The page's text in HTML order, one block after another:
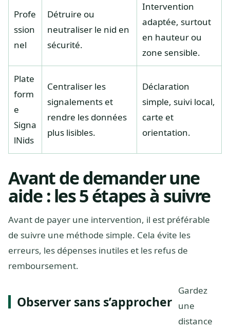
Profe
ssion
nel
Détruire ou
neutraliser le nid en
sécurité.
Intervention
adaptée, surtout
en hauteur ou
zone sensible.
Plate
form
e
Signa
lNids
Centraliser les
signalements et
rendre les données
plus lisibles.
Déclaration
simple, suivi local,
carte et
orientation.
Avant de demander une
aide : les 5 étapes à suivre
Avant de payer une intervention, il est préférable
de suivre une méthode simple. Cela évite les
erreurs, les dépenses inutiles et les refus de
remboursement.
Observer sans s’approcher
Gardez
une
distance